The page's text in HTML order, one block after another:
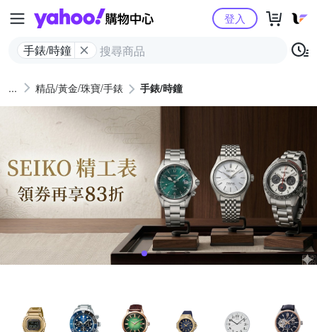
Yahoo購物中心
手錶/時鐘
登入
精品/黃金/珠寶/手錶 手錶/時鐘